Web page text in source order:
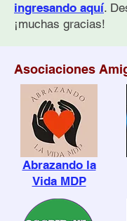
ingresando aquí.
¡muchas gracias!
Asociaciones
Abrazando la
Vida MDP